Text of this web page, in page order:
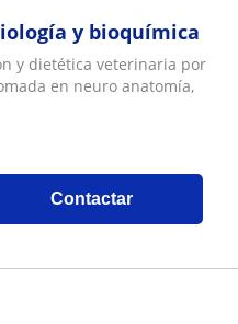
y bioquímica
y dietética veterinaria por
en neuro anatomía,
Contactar